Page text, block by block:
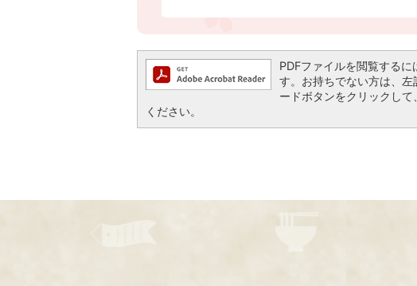
PDFファイルを閲覧する
す。お持ちでない方は、
ードボタンをクリックし
ください。